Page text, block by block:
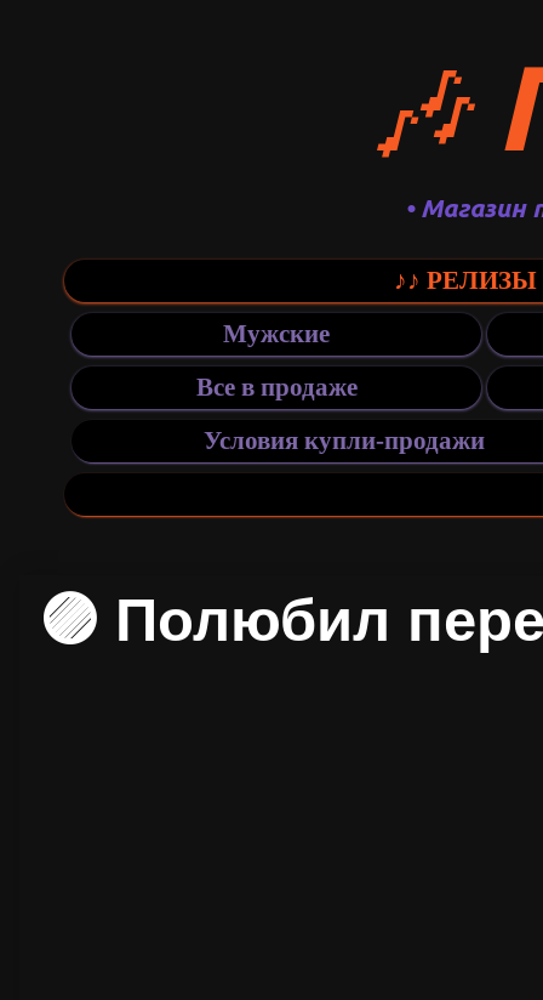
🎶
• Магазин
🟣 Полюбил